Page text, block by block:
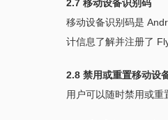
2.7 移动设备识别码
移动设备识别码是
计信息了解并注册了
2.8 禁用或重置移动设
用户可以随时禁用或